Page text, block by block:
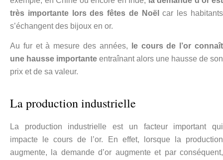
très importante lors des fêtes de Noël car les habitants
s’échangent des bijoux en or.
Au fur et à mesure des années, le cours de l’or connaît
une hausse importante entraînant alors une hausse de son
prix et de sa valeur.
La production industrielle
La production industrielle est un facteur important qui
impacte le cours de l’or. En effet, lorsque la production
augmente, la demande d’or augmente et par conséquent,